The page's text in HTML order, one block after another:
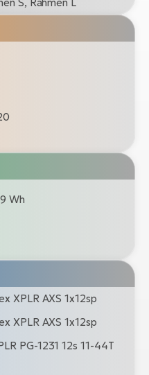
Wh
XPLR AXS 1x12sp
XPLR AXS 1x12sp
PG-1231 12s 11-44T